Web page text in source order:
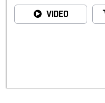
VIDEO